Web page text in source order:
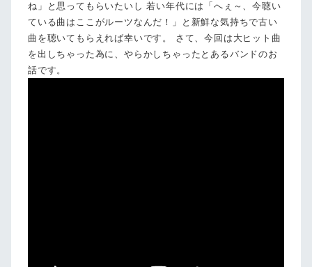
ね」と思ってもらいたいし 若い年代には「へぇ～、今聴い
ている曲はここがルーツなんだ！」と新鮮な気持ちで古い
曲を聴いてもらえれば幸いです。 さて、今回は大ヒット曲
を出しちゃった為に、やらかしちゃったとあるバンドのお
話です。